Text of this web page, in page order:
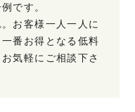
です。
お客様一人一人に
番お得となる低料
気軽にご相談下さ